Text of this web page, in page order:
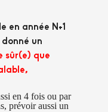
en année N+1
un
sûr(e) que
en 4 fois ou par
prévoir aussi un